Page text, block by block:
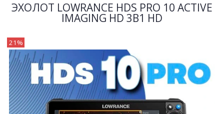
ЭХОЛОТ LOWRANCE HDS PRO 10 ACTIVE
IMAGING HD 3В1 HD
21%